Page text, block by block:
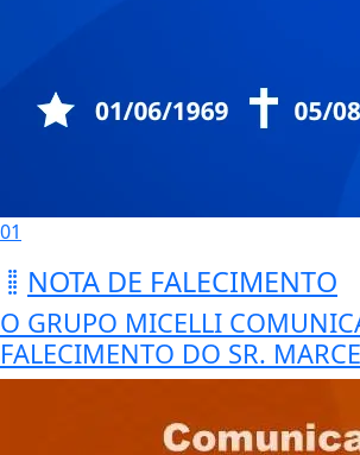
01
NOTA DE FALECIMENTO
O GRUPO MICELLI
FALECIMENTO DO SR.